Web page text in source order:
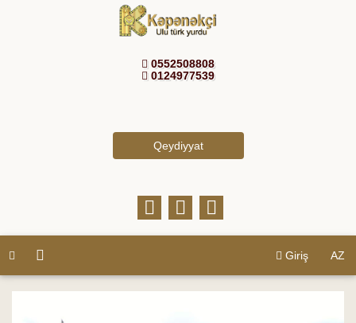
0552508808
0124977539
Qeydiyyat
Giriş AZ